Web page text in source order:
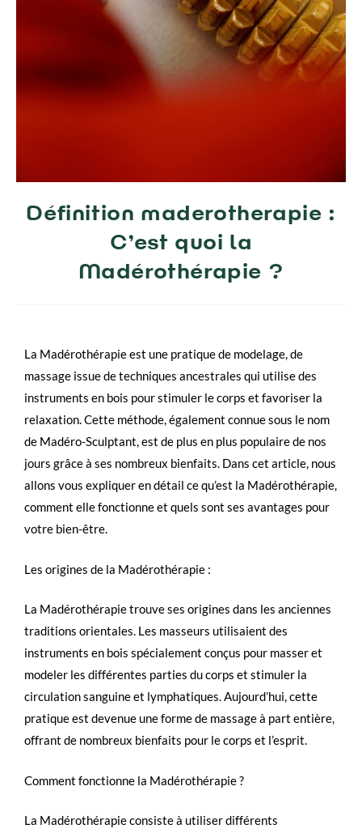
Définition maderotherapie :
C’est quoi la
Madérothérapie ?
La Madérothérapie est une pratique de modelage, de
massage issue de techniques ancestrales qui utilise des
instruments en bois pour stimuler le corps et favoriser la
relaxation. Cette méthode, également connue sous le nom
de Madéro-Sculptant, est de plus en plus populaire de nos
jours grâce à ses nombreux bienfaits. Dans cet article, nous
allons vous expliquer en détail ce qu’est la Madérothérapie,
comment elle fonctionne et quels sont ses avantages pour
votre bien-être.
Les origines de la Madérothérapie :
La Madérothérapie trouve ses origines dans les anciennes
traditions orientales. Les masseurs utilisaient des
instruments en bois spécialement conçus pour masser et
modeler les différentes parties du corps et stimuler la
circulation sanguine et lymphatiques. Aujourd’hui, cette
pratique est devenue une forme de massage à part entière,
offrant de nombreux bienfaits pour le corps et l’esprit.
Comment fonctionne la Madérothérapie ?
La Madérothérapie consiste à utiliser différents